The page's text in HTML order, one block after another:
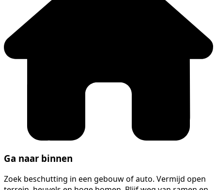
Ga naar binnen
Zoek beschutting in een gebouw of auto. Vermijd open